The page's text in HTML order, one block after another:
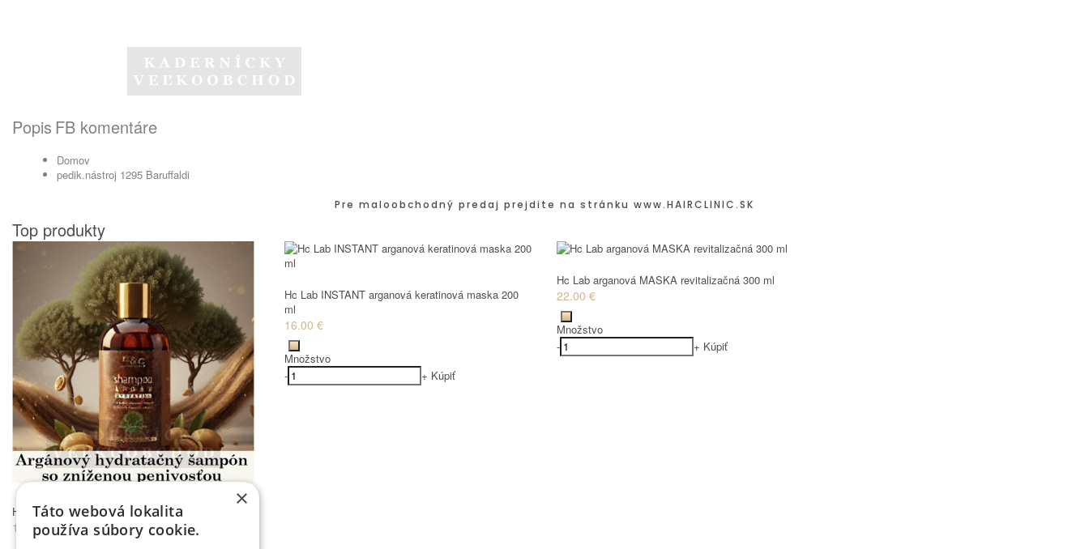
Popis FB komentáre
Domov
pedik.nástroj 1295 Baruffaldi
Pre maloobchodný predaj prejdite na stránku www.HAIRCLINIC.SK
Top produkty
Hc Lab arganový ŠAMPÓN hydratačný 250 ml
12.00 €
Hc Lab INSTANT arganová keratinová maska 200
ml
16.00 €
Množstvo
-
+ Kúpiť
Hc Lab arganová MASKA revitalizačná 300 ml
22.00 €
Množstvo
-
+ Kúpiť
×
Táto webová lokalita
používa súbory cookie.